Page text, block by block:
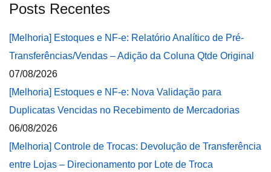
Posts Recentes
[Melhoria] Estoques e NF-e: Relatório Analítico de Pré-
Transferências/Vendas – Adição da Coluna Qtde Original
07/08/2026
[Melhoria] Estoques e NF-e: Nova Validação para
Duplicatas Vencidas no Recebimento de Mercadorias
06/08/2026
[Melhoria] Controle de Trocas: Devolução de Transferência
entre Lojas – Direcionamento por Lote de Troca